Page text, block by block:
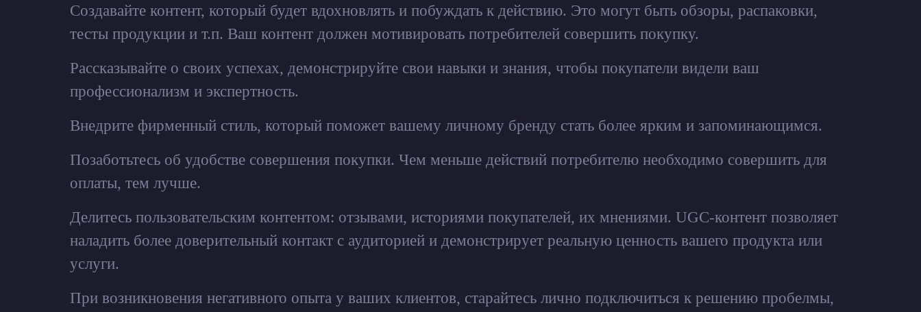
Создавайте контент, который будет вдохновлять и побуждать к действию. Это могут быть обзоры, распаковки,
тесты продукции и т.п. Ваш контент должен мотивировать потребителей совершить покупку.
Рассказывайте о своих успехах, демонстрируйте свои навыки и знания, чтобы покупатели видели ваш
профессионализм и экспертность.
Внедрите фирменный стиль, который поможет вашему личному бренду стать более ярким и запоминающимся.
Позаботьтесь об удобстве совершения покупки. Чем меньше действий потребителю необходимо совершить для
оплаты, тем лучше.
Делитесь пользовательским контентом: отзывами, историями покупателей, их мнениями. UGC-контент позволяет
наладить более доверительный контакт с аудиторией и демонстрирует реальную ценность вашего продукта или
услуги.
При возникновения негативного опыта у ваших клиентов, старайтесь лично подключиться к решению пробелмы,